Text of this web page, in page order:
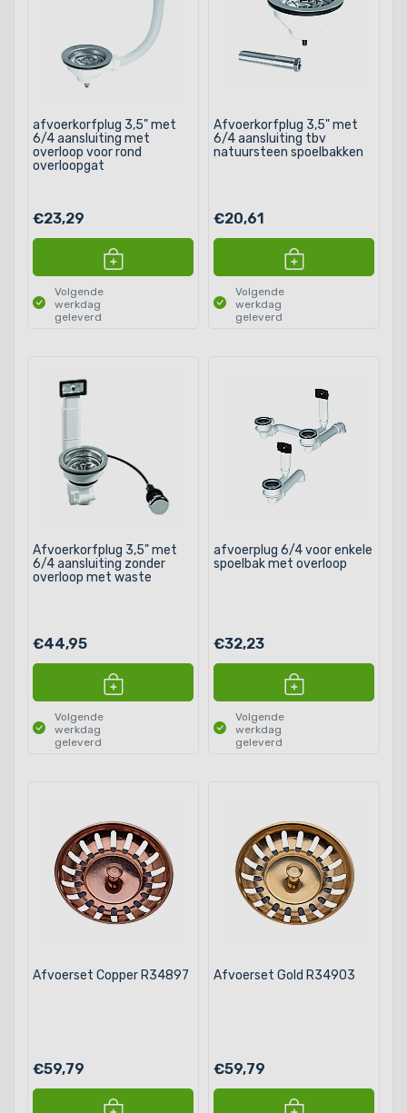
afvoerkorfplug 3,5" met
6/4 aansluiting met
overloop voor rond
overloopgat
€23,29
Volgende
werkdag
geleverd
Afvoerkorfplug 3,5" met
6/4 aansluiting tbv
natuursteen spoelbakken
€20,61
Volgende
werkdag
geleverd
Afvoerkorfplug 3,5" met
6/4 aansluiting zonder
overloop met waste
€44,95
Volgende
werkdag
geleverd
afvoerplug 6/4 voor enkele
spoelbak met overloop
€32,23
Volgende
werkdag
geleverd
Afvoerset Copper R34897
€59,79
Afvoerset Gold R34903
€59,79